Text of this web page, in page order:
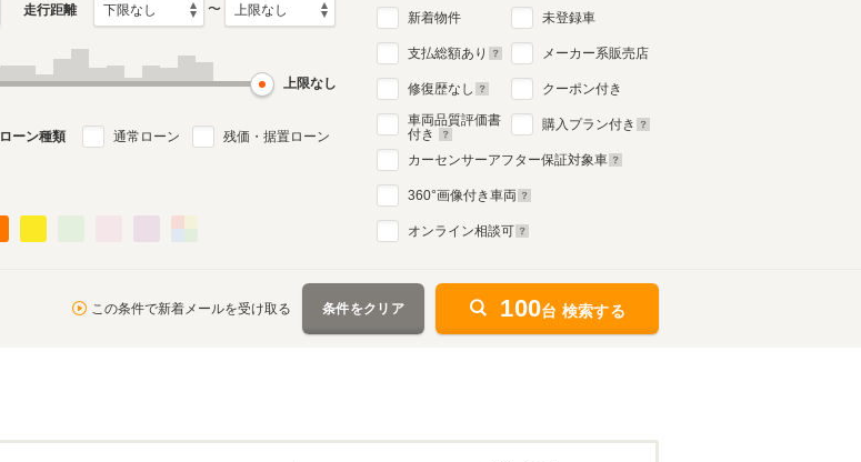
1999年10月～2006年9月
生産モデル
走行距離 〜
上限なし
ローン種類 通常ローン 残価・据置ローン
新着物件
支払総額あり
修復歴なし
車両品質評価書
付き
未登録車
メーカー系販売店
クーポン付き
購入プラン付き
カーセンサーアフター保証対象車
360°画像付き車両
オンライン相談可
この条件で新着メールを受け取る 条件をクリア 100台 検索する